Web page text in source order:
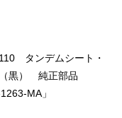
タンデムシート・
黒） 純正部品
MA」